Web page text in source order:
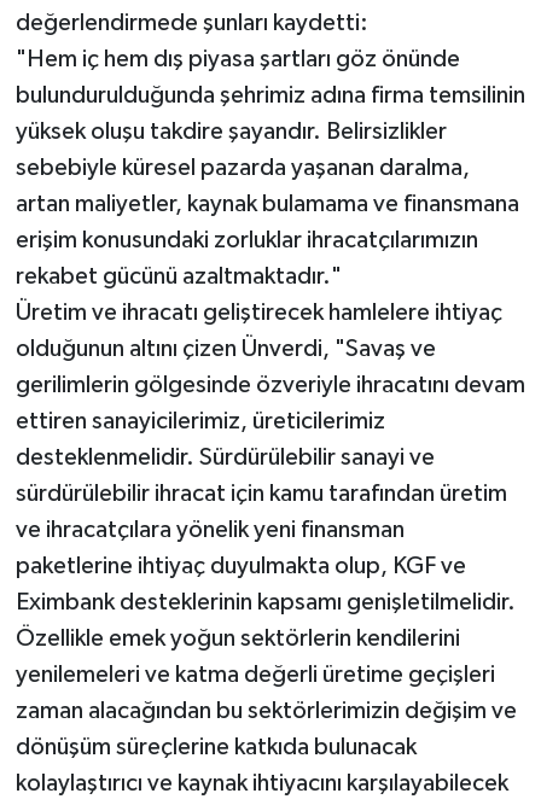
değerlendirmede şunları kaydetti:
"Hem iç hem dış piyasa şartları göz önünde
bulundurulduğunda şehrimiz adına firma temsilinin
yüksek oluşu takdire şayandır. Belirsizlikler
sebebiyle küresel pazarda yaşanan daralma,
artan maliyetler, kaynak bulamama ve finansmana
erişim konusundaki zorluklar ihracatçılarımızın
rekabet gücünü azaltmaktadır."
Üretim ve ihracatı geliştirecek hamlelere ihtiyaç
olduğunun altını çizen Ünverdi, "Savaş ve
gerilimlerin gölgesinde özveriyle ihracatını devam
ettiren sanayicilerimiz, üreticilerimiz
desteklenmelidir. Sürdürülebilir sanayi ve
sürdürülebilir ihracat için kamu tarafından üretim
ve ihracatçılara yönelik yeni finansman
paketlerine ihtiyaç duyulmakta olup, KGF ve
Eximbank desteklerinin kapsamı genişletilmelidir.
Özellikle emek yoğun sektörlerin kendilerini
yenilemeleri ve katma değerli üretime geçişleri
zaman alacağından bu sektörlerimizin değişim ve
dönüşüm süreçlerine katkıda bulunacak
kolaylaştırıcı ve kaynak ihtiyacını karşılayabilecek